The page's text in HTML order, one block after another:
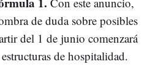
de duda sobre posibles
del 1 de junio comenzará
de hospitalidad.